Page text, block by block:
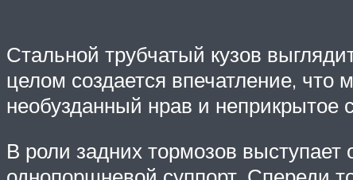
Стальной трубчатый кузов
целом создается впечатление, что
необузданный нрав и неприкрытое
В роли задних тормозов